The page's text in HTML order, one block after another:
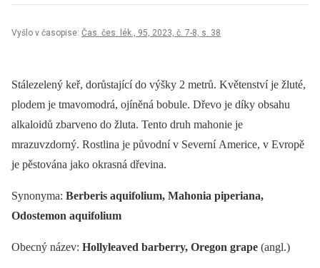
Vyšlo v časopise: Čas. čes. lék., 95, 2023, č. 7-8, s. 38
Stálezelený keř, dorůstající do výšky 2 metrů. Květenství je žluté,
plodem je tmavomodrá, ojíněná bobule. Dřevo je díky obsahu
alkaloidů zbarveno do žluta. Tento druh mahonie je
mrazuvzdorný. Rostlina je původní v Severní Americe, v Evropě
je pěstována jako okrasná dřevina.
Synonyma: Berberis aquifolium, Mahonia piperiana,
Odostemon aquifolium
Obecný název: Hollyleaved barberry, Oregon grape (angl.)